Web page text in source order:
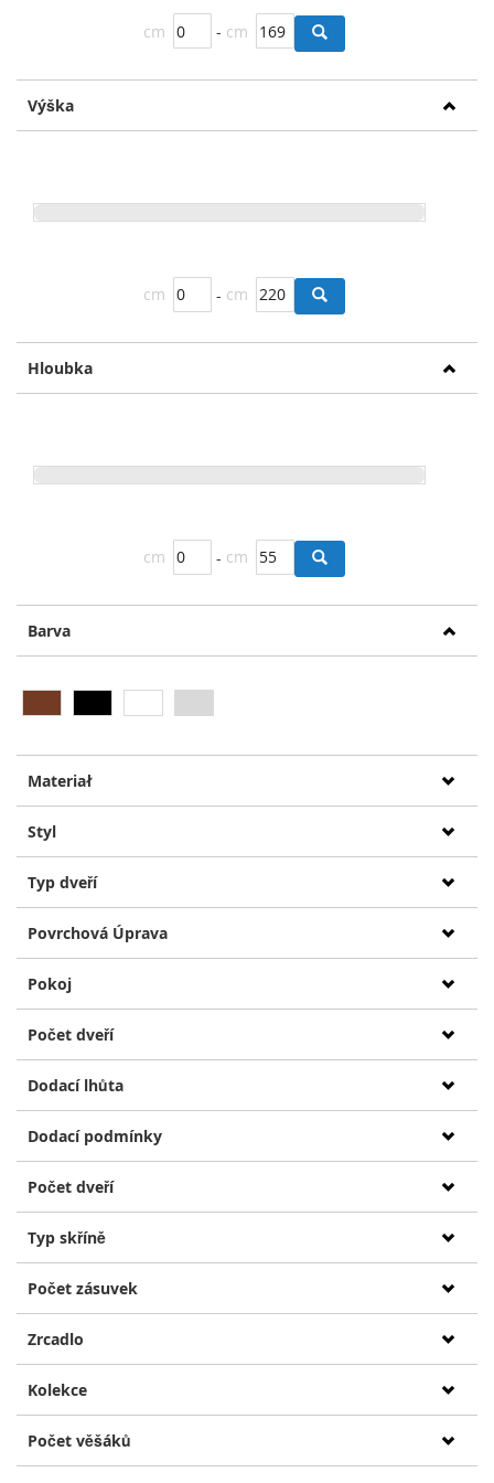
cm - cm
Výška
cm - cm
Hloubka
cm - cm
Barva
Materiał
Styl
Typ dveří
Povrchová Úprava
Pokoj
Počet dveří
Dodací lhůta
Dodací podmínky
Počet dveří
Typ skříně
Počet zásuvek
Zrcadlo
Kolekce
Počet věšáků